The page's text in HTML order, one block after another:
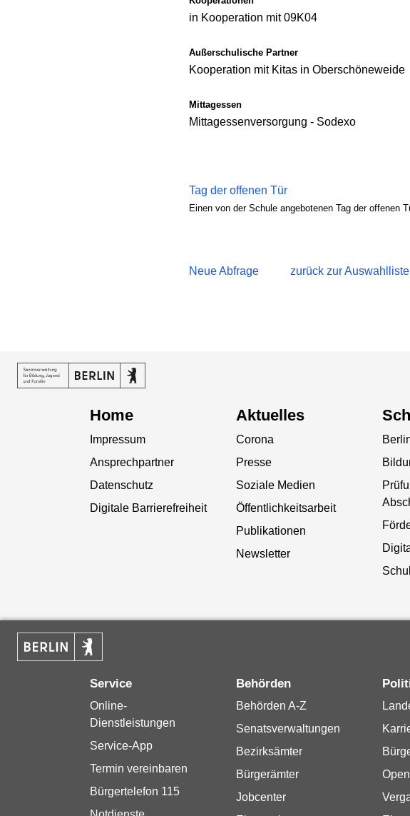
in Kooperation mit 09K04
Außerschulische Partner
Kooperation mit Kitas in Oberschöneweide
Mittagessen
Mittagessenversorgung - Sodexo
Tag der offenen Tür
Einen von der Schule angebotenen Tag der offenen
Neue Abfrage zurück zur Auswahlliste
Home
Impressum
Ansprechpartner
Datenschutz
Digitale Barrierefreiheit
Aktuelles
Corona
Presse
Soziale Medien
Öffentlichkeitsarbeit
Publikationen
Newsletter
Service
Online-
Dienstleistungen
Service-App
Termin vereinbaren
Bürgertelefon 115
Behörden
Behörden A-Z
Senatsverwaltungen
Bezirksämter
Bürgerämter
Jobcenter